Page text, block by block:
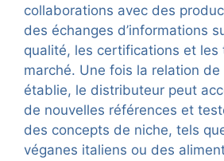
collaborations avec des
des échanges d’informations
qualité, les certifications et les
marché. Une fois la relation de
établie, le distributeur peut
de nouvelles références et
des concepts de niche, tels
véganes italiens ou des